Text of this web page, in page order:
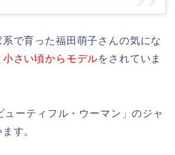
で育った福田萌子さんの気にな
小さい頃からモデルをされていま
ューティフル・ウーマン」のジャ
す。